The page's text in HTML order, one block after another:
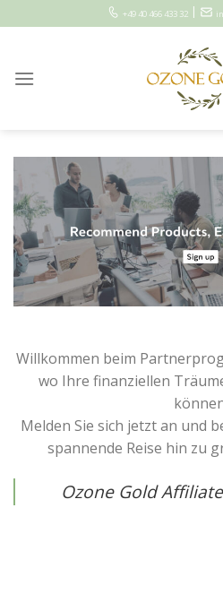
Inhalt
+49 40 466 433 32 |
Willkommen beim
wo Ihre finanziellen
Melden Sie sich jetzt an und
spannende Reise hin zu
Ozone Gold